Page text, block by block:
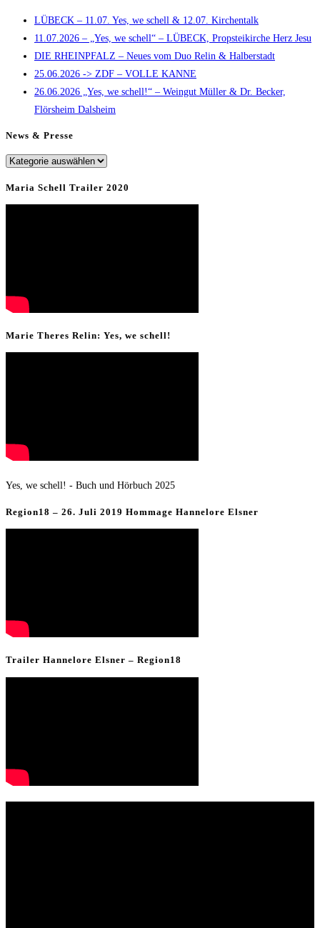
close
the
search
panel.
LÜBECK – 11.07. Yes, we schell & 12.07. Kirchentalk
11.07.2026 – „Yes, we schell“ – LÜBECK, Propsteikirche Herz Jesu
DIE RHEINPFALZ – Neues vom Duo Relin & Halberstadt
25.06.2026 -> ZDF – VOLLE KANNE
26.06.2026 „Yes, we schell!“ – Weingut Müller & Dr. Becker,
Flörsheim Dalsheim
News & Presse
News
Maria Schell Trailer 2020
Marie Theres Relin: Yes, we schell!
Yes, we schell! - Buch und Hörbuch 2025
Region18 – 26. Juli 2019 Hommage Hannelore Elsner
Trailer Hannelore Elsner – Region18